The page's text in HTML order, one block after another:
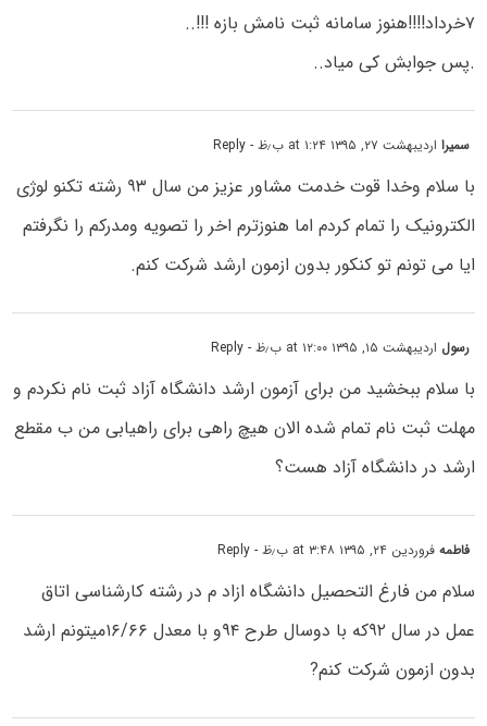
۷خرداد!!!!هنوز سامانه ثبت نامش بازه !!!..
.پس جوابش کی میاد..
سمیرااردیبهشت ۲۷, ۱۳۹۵ at ۱:۲۴ ب٫ظ - Reply
با سلام وخدا قوت خدمت مشاور عزیز من سال ۹۳ رشته تکنو لوژی
الکترونیک را تمام کردم اما هنوزترم اخر را تصویه ومدرکم را نگرفتم
ایا می تونم تو کنکور بدون ازمون ارشد شرکت کنم.
رسول اردیبهشت ۱۵, ۱۳۹۵ at ۱۲:۰۰ ب٫ظ - Reply
با سلام ببخشید من برای آزمون ارشد دانشگاه آزاد ثبت نام نکردم و
مهلت ثبت نام تمام شده الان هیچ راهی برای راهیابی من ب مقطع
ارشد در دانشگاه آزاد هست؟
فاطمهفروردین ۲۴, ۱۳۹۵ at ۳:۴۸ ب٫ظ - Reply
سلام من فارغ التحصیل دانشگاه ازاد م در رشته کارشناسی اتاق
عمل در سال ۹۲که با دوسال طرح ۹۴و با معدل ۱۶/۶۶میتونم ارشد
بدون ازمون شرکت کنم?